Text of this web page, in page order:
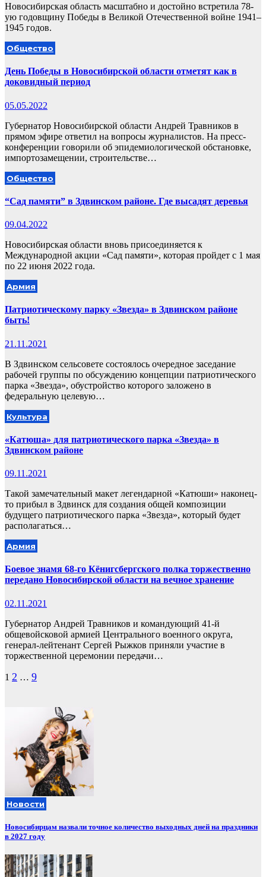
Новосибирская область масштабно и достойно встретила 78-
ую годовщину Победы в Великой Отечественной войне 1941–
1945 годов.
Общество
День Победы в Новосибирской области отметят как в
доковидный период
05.05.2022
Губернатор Новосибирской области Андрей Травников в
прямом эфире ответил на вопросы журналистов. На пресс-
конференции говорили об эпидемиологической обстановке,
импортозамещении, строительстве…
Общество
“Сад памяти” в Здвинском районе. Где высадят деревья
09.04.2022
Новосибирская области вновь присоединяется к
Международной акции «Сад памяти», которая пройдет с 1 мая
по 22 июня 2022 года.
Армия
Патриотическому парку «Звезда» в Здвинском районе
быть!
21.11.2021
В Здвинском сельсовете состоялось очередное заседание
рабочей группы по обсуждению концепции патриотического
парка «Звезда», обустройство которого заложено в
федеральную целевую…
Культура
«Катюша» для патриотического парка «Звезда» в
Здвинском районе
09.11.2021
Такой замечательный макет легендарной «Катюши» наконец-
то прибыл в Здвинск для создания общей композиции
будущего патриотического парка «Звезда», который будет
располагаться…
Армия
Боевое знамя 68-го Кёнигсбергского полка торжественно
передано Новосибирской области на вечное хранение
02.11.2021
Губернатор Андрей Травников и командующий 41-й
общевойсковой армией Центрального военного округа,
генерал-лейтенант Сергей Рыжков приняли участие в
торжественной церемонии передачи…
Пагинация
1 2 … 9
Новости
Новосибирцам назвали точное количество выходных дней на праздники
в 2027 году